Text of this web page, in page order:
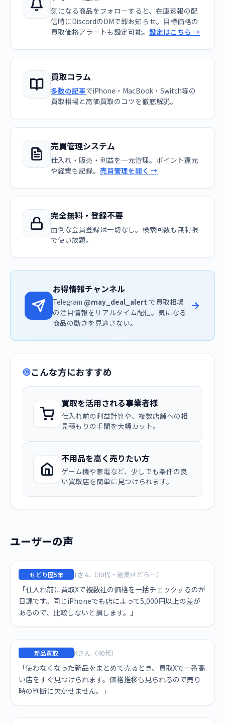
気になる商品をフォローすると、在庫速報の配
信時にDiscordのDMで即お知らせ。目標価格の
買取価格アラートも設定可能。 設定はこちら →
買取コラム
多数の記事でiPhone・MacBook・Switch等の
買取相場と高価買取のコツを徹底解説。
売買管理システム
仕入れ・販売・利益を一元管理。ポイント還元
や経費も記録。 売買管理を開く →
完全無料・登録不要
面倒な会員登録は一切なし。検索回数も無制限
で使い放題。
お得情報チャンネル
Telegram @may_deal_alert で買取相場
の注目情報をリアルタイム配信。気になる
商品の動きを見逃さない。
こんな方におすすめ
買取を活用される事業者様
仕入れ前の利益計算や、複数店舗への相
見積もりの手間を大幅カット。
不用品を高く売りたい方
ゲーム機や家電など、少しでも条件の良
い買取店を簡単に見つけられます。
ユーザーの声
せどり歴5年 Tさん（30代・副業せどらー）
「仕入れ前に買取Xで複数社の価格を一括チェックするのが
日課です。同じiPhoneでも店によって5,000円以上の差が
あるので、比較しないと損します。」
新品買取 Kさん（40代）
「使わなくなった新品をまとめて売るとき、買取Xで一番高
い店をすぐ見つけられます。価格推移も見られるので売り
時の判断に欠かせません。」